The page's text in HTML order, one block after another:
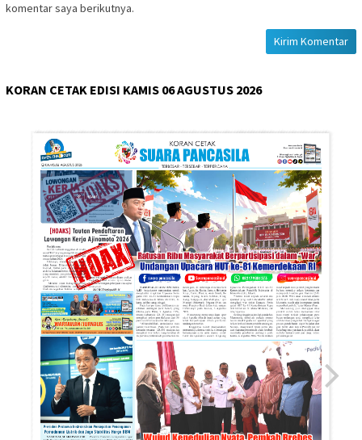
komentar saya berikutnya.
KORAN CETAK EDISI KAMIS 06 AGUSTUS 2026